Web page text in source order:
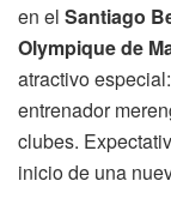
en el Santiago
Olympique de
atractivo
entrenador
clubes.
inicio de una